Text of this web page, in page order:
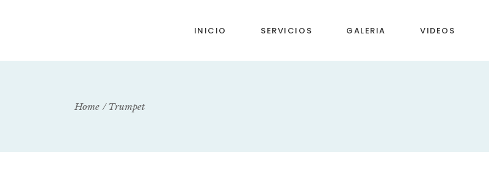
INICIO SERVICIOS GALERIA VIDEOS
Home Trumpet